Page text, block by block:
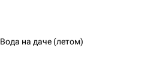
Вода на даче (летом)